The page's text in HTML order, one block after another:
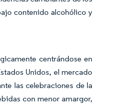
contenido alcohólico y
centrándose en
Unidos, el mercado
las celebraciones de la
con menor amargor,